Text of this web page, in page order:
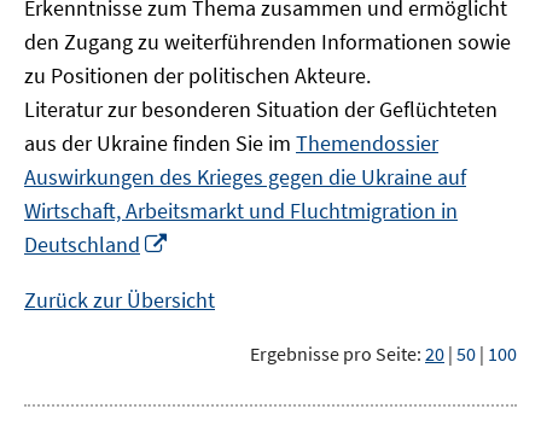
Erkenntnisse zum Thema zusammen und ermöglicht
den Zugang zu weiterführenden Informationen sowie
zu Positionen der politischen Akteure.
Literatur zur besonderen Situation der Geflüchteten
aus der Ukraine finden Sie im Themendossier
Auswirkungen des Krieges gegen die Ukraine auf
Wirtschaft, Arbeitsmarkt und Fluchtmigration in
Deutschland
Fenster
Zurück zur Übersicht
Ergebnisse pro Seite: 20 | 50 | 100